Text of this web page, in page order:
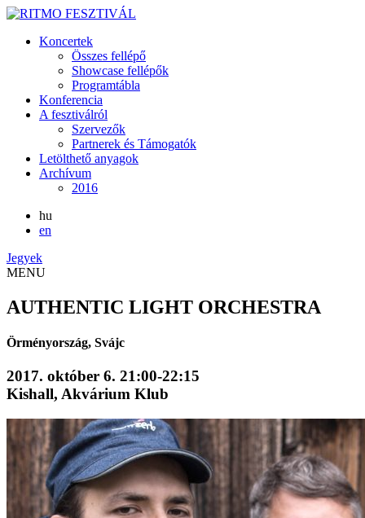
Koncertek
Összes fellépő
Showcase fellépők
Programtábla
Konferencia
A fesztiválról
Szervezők
Partnerek és Támogatók
Letölthető anyagok
Archívum
2016
hu
en
Jegyek
MENU
AUTHENTIC LIGHT ORCHESTRA
Örményország, Svájc
2017. október 6. 21:00-22:15
Kishall, Akvárium Klub